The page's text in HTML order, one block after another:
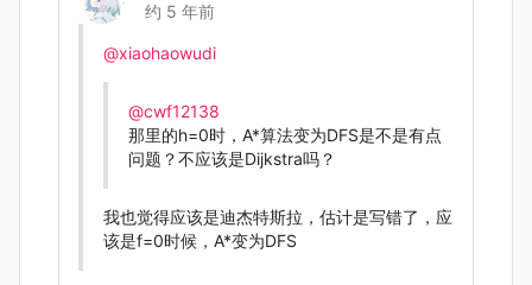
约 5 年前
@xiaohaowudi
@cwf12138
那里的h=0时，A*算法变为DFS是不是有点
问题？不应该是Dijkstra吗？
我也觉得应该是迪杰特斯拉，估计是写错了，应
该是f=0时候，A*变为DFS